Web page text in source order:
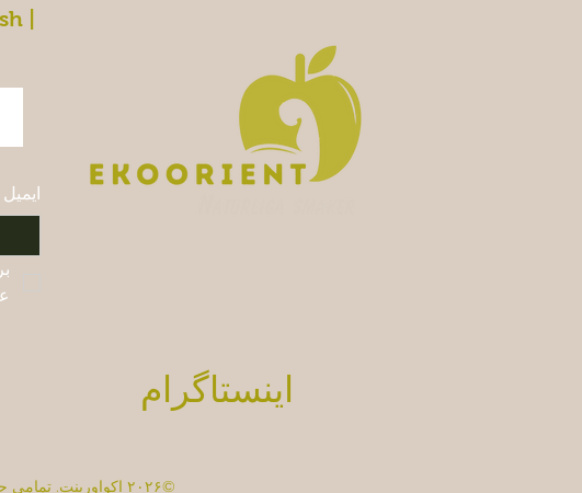
ایمیل
اینستاگرام
©۲۰۲۶ اکواورینِت. تمامی حقوق محفوظ است.